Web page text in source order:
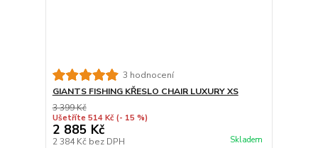
3 hodnocení
GIANTS FISHING KŘESLO CHAIR LUXURY XS
3 399 Kč
Ušetříte 514 Kč (- 15 %)
2 885 Kč
2 384 Kč bez DPH Skladem